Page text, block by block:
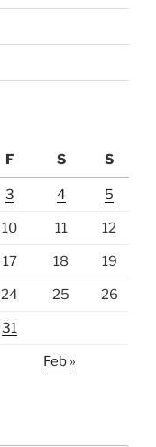
F S S
3 4 5
10 11 12
17 18 19
24 25 26
31
Feb »